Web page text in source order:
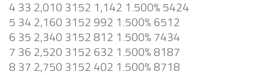
4 33 2,010 3152 1,142 1.500% 5424
5 34 2,160 3152 992 1.500% 6512
6 35 2,340 3152 812 1.500% 7434
7 36 2,520 3152 632 1.500% 8187
8 37 2,750 3152 402 1.500% 8718